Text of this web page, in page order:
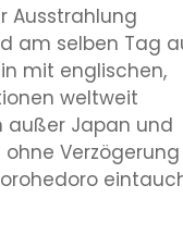
Ausstrahlung
am selben Tag
mit englischen,
weltweit
außer Japan und
Verzögerung